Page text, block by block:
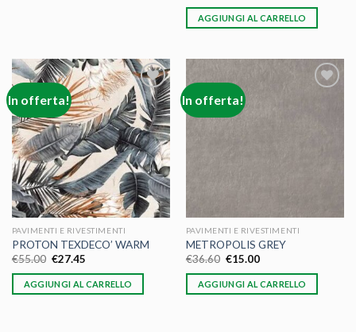
AGGIUNGI AL CARRELLO
In offerta!
Aggiungi
alla lista
dei
desideri
PAVIMENTI E RIVESTIMENTI
PROTON TEXDECO’ WARM
€55.00 €27.45
AGGIUNGI AL CARRELLO
In offerta!
PAVIMENTI E RIVESTIMENTI
METROPOLIS GREY
€36.60 €15.00
AGGIUNGI AL CARRELLO